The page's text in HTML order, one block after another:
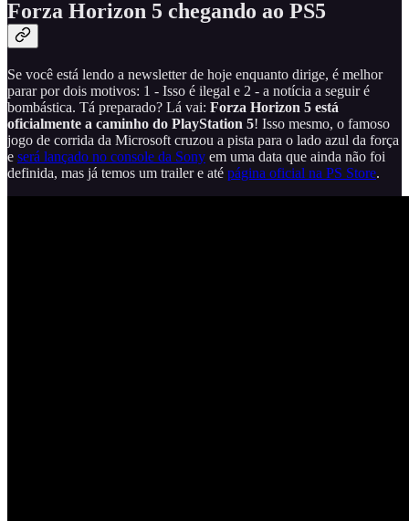
Forza Horizon 5 chegando ao PS5
Se você está lendo a newsletter de hoje enquanto dirige, é melhor
parar por dois motivos: 1 - Isso é ilegal e 2 - a notícia a seguir é
bombástica. Tá preparado? Lá vai: Forza Horizon 5 está
oficialmente a caminho do PlayStation 5! Isso mesmo, o famoso
jogo de corrida da Microsoft cruzou a pista para o lado azul da força
e será lançado no console da Sony em uma data que ainda não foi
definida, mas já temos um trailer e até página oficial na PS Store.